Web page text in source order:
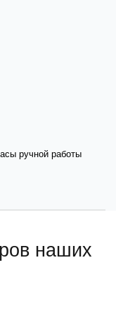
ручной работы
наших